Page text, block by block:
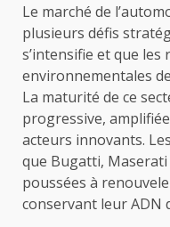
Le marché de
plusieurs défis
s’intensifie et que
environnementales
La maturité de ce
progressive,
acteurs innovants.
que Bugatti,
poussées à
conservant leur ADN